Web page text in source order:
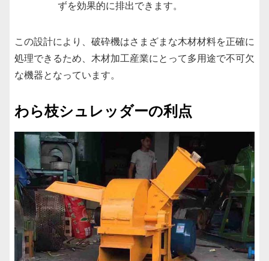
ずを効果的に排出できます。
この設計により、破砕機はさまざまな木材材料を正確に
処理できるため、木材加工産業にとって多用途で不可欠
な機器となっています。
わら枝シュレッダーの利点